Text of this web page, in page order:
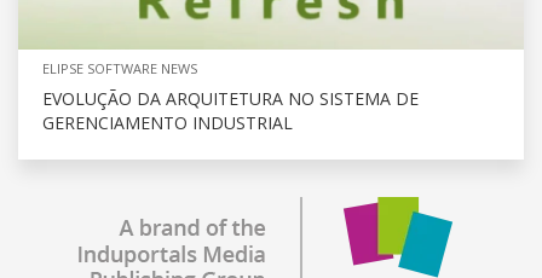
ELIPSE SOFTWARE NEWS
EVOLUÇÃO DA ARQUITETURA NO SISTEMA DE
GERENCIAMENTO INDUSTRIAL